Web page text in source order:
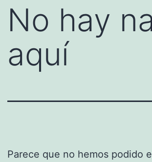
No hay
aquí
Parece que no hemos podido